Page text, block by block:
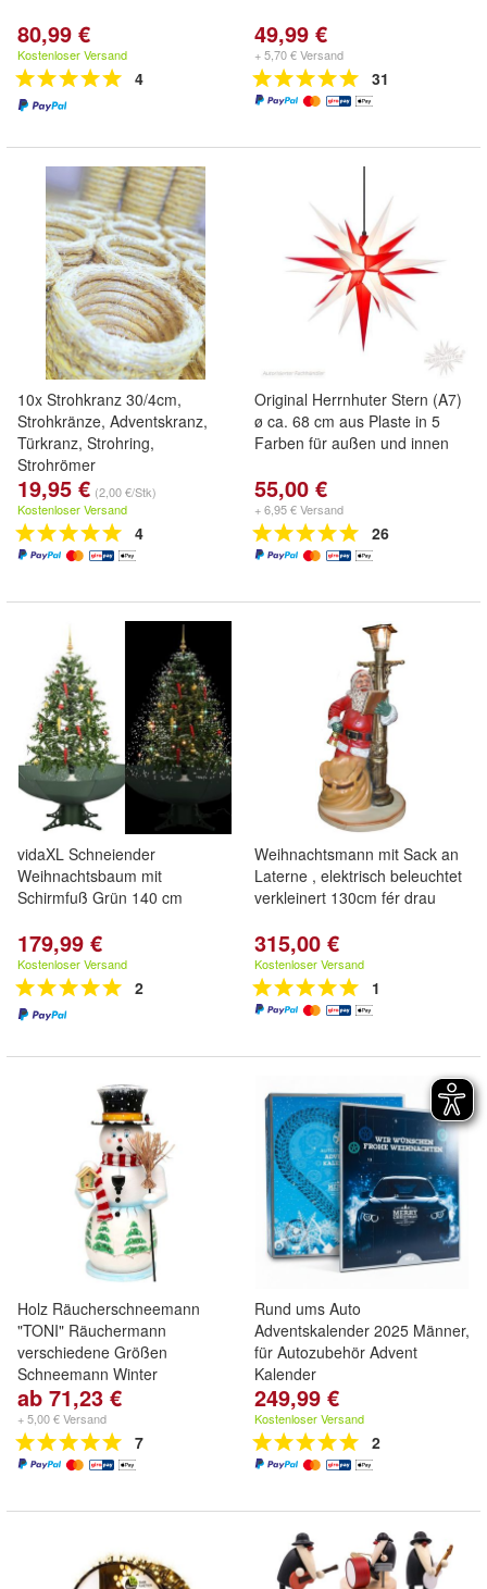
80,99 €
Kostenloser Versand
4
49,99 €
+ 5,70 € Versand
31
10x Strohkranz 30/4cm,
Strohkränze, Adventskranz,
Türkranz, Strohring,
Strohrömer
19,95 € (2,00 €/Stk)
Kostenloser Versand
4
Original Herrnhuter Stern (A7)
ø ca. 68 cm aus Plaste in 5
Farben für außen und innen
55,00 €
+ 6,95 € Versand
26
vidaXL Schneiender
Weihnachtsbaum mit
Schirmfuß Grün 140 cm
179,99 €
Kostenloser Versand
2
Weihnachtsmann mit Sack an
Laterne , elektrisch beleuchtet
verkleinert 130cm fér drau
315,00 €
Kostenloser Versand
1
Holz Räucherschneemann
"TONI" Räuchermann
verschiedene Größen
Schneemann Winter
ab 71,23 €
+ 5,00 € Versand
7
Rund ums Auto
Adventskalender 2025 Männer,
für Autozubehör Advent
Kalender
249,99 €
Kostenloser Versand
2